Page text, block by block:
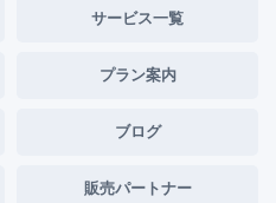
サービス一覧
プラン案内
ブログ
販売パートナー